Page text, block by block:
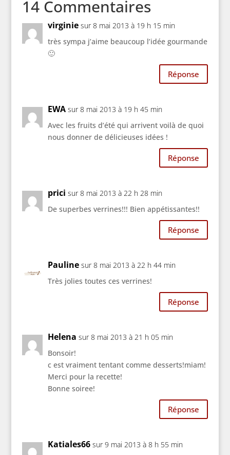
14 Commentaires
virginie sur 8 mai 2013 à 19 h 15 min
très sympa j’aime beaucoup l’idée gourmande
🙂
Réponse
EWA sur 8 mai 2013 à 19 h 45 min
Avec les fruits d’été qui arrivent voilà de quoi
nous donner de délicieuses idées !
Réponse
prici sur 8 mai 2013 à 22 h 28 min
De superbes verrines!!! Bien appétissantes!!
Réponse
Pauline sur 8 mai 2013 à 22 h 44 min
Très jolies toutes ces verrines!
Réponse
Helena sur 8 mai 2013 à 21 h 05 min
Bonsoir!
c est vraiment tentant comme desserts!miam!
Merci pour la recette!
Bonne soiree!
Réponse
Katiales66 sur 9 mai 2013 à 8 h 55 min